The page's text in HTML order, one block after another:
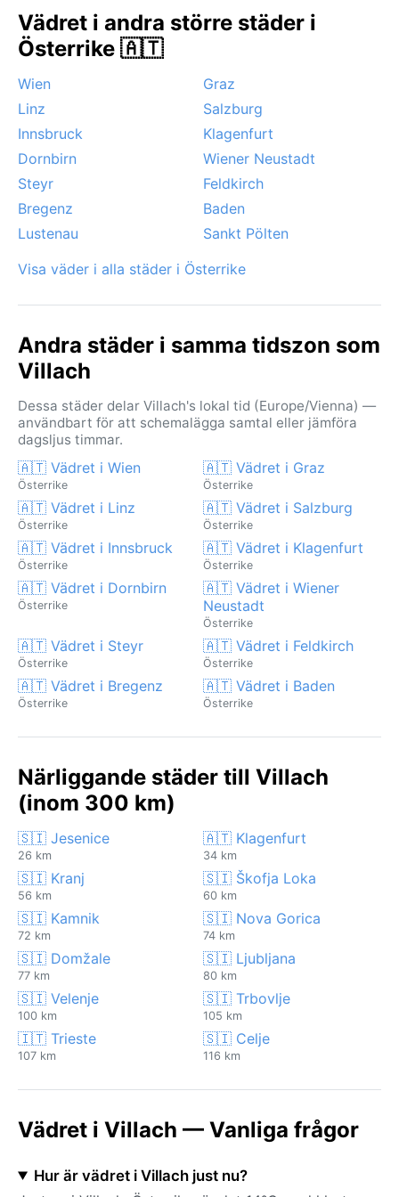
varma fallvinden föhn, som kan lyfta temperaturen
med över tio grader på några timmar, särskilt under
dramatiska himlar och kan påverka lufttrycket –
många upplever huvudvärk. Även dimma lägger sig
ofta i dalen under stilla vinterdagar, vilket ger ett
sagolikt men overkligt ljus över staden.
Vädret i andra större städer i
Österrike 🇦🇹
Wien
Graz
Linz
Salzburg
Innsbruck
Klagenfurt
Dornbirn
Wiener Neustadt
Steyr
Feldkirch
Bregenz
Baden
Lustenau
Sankt Pölten
Visa väder i alla städer i Österrike
Andra städer i samma tidszon som
Villach
Dessa städer delar Villach's lokal tid (Europe/Vienna) —
användbart för att schemalägga samtal eller jämföra
dagsljus timmar.
🇦🇹 Vädret i Wien
Österrike
🇦🇹 Vädret i Graz
Österrike
🇦🇹 Vädret i Linz
Österrike
🇦🇹 Vädret i Salzburg
Österrike
🇦🇹 Vädret i Innsbruck
Österrike
🇦🇹 Vädret i Klagenfurt
Österrike
🇦🇹 Vädret i Dornbirn
Österrike
🇦🇹 Vädret i Wiener
Neustadt
Österrike
🇦🇹 Vädret i Steyr
Österrike
🇦🇹 Vädret i Feldkirch
Österrike
🇦🇹 Vädret i Bregenz
Österrike
🇦🇹 Vädret i Baden
Österrike
Närliggande städer till Villach
(inom 300 km)
🇸🇮 Jesenice
26 km
🇦🇹 Klagenfurt
34 km
🇸🇮 Kranj
56 km
🇸🇮 Škofja Loka
60 km
🇸🇮 Kamnik
72 km
🇸🇮 Nova Gorica
74 km
🇸🇮 Domžale
77 km
🇸🇮 Ljubljana
80 km
🇸🇮 Velenje
100 km
🇸🇮 Trbovlje
105 km
🇮🇹 Trieste
107 km
🇸🇮 Celje
116 km
Vädret i Villach — Vanliga frågor
Hur är vädret i Villach just nu?